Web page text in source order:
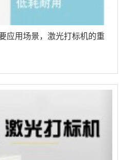
应用场景，激光打标机的重